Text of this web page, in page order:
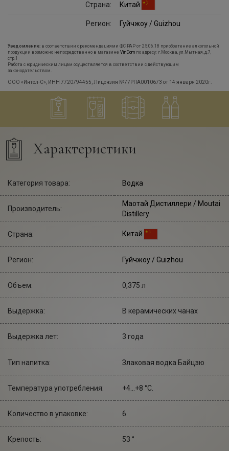
Страна: Китай
Регион: Гуйчжоу / Guizhou
Уведомление: в соответствии с рекомендациями ФС РАР от 25.06.18 приобретение алкогольной
продукции возможно непосредственно в магазине VinDom по адресу: г.Москва, ул.Мытная, д.7,
стр.1
Работа с юридическим лицам осуществляется в соответствии с действующим
законодательством.
ООО «Интел-С», ИНН 7720794455, Лицензия №77РПА0010673 от 14 января 2020г.
Характеристики
Категория товара: Водка
Производитель:
Маотай Дистиллери / Moutai
Distillery
Страна: Китай
Регион: Гуйчжоу / Guizhou
Объем: 0,375 л
Выдержка: В керамических чанах
Выдержка лет: 3 года
Тип напитка: Злаковая водка Байцзю
Температура употребления: +4...+8 °С.
Количество в упаковке: 6
Крепость: 53 °